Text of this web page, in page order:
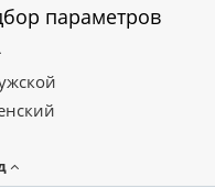
параметров